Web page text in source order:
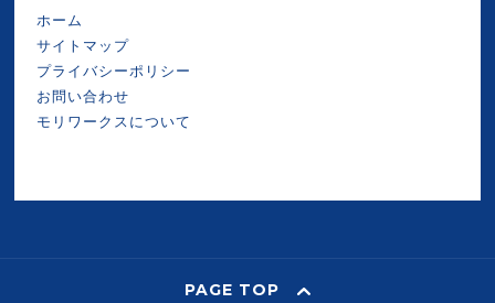
ホーム
サイトマップ
プライバシーポリシー
お問い合わせ
モリワークスについて
PAGE TOP